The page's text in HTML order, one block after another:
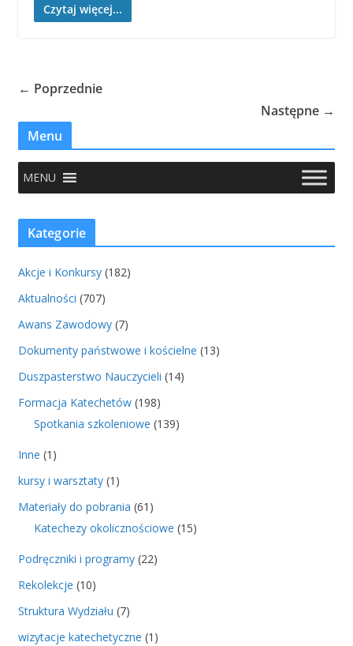
Czytaj więcej...
← Poprzednie
Następne →
Menu
MENU
Kategorie
Akcje i Konkursy(182)
Aktualności (707)
Awans Zawodowy(7)
Dokumenty państwowe i kościelne (13)
Duszpasterstwo Nauczycieli (14)
Formacja Katechetów(198)
Spotkania szkoleniowe (139)
Inne (1)
kursy i warsztaty(1)
Materiały do pobrania (61)
Katechezy okolicznościowe (15)
Podręczniki i programy(22)
Rekolekcje (10)
Struktura Wydziału (7)
wizytacje katechetyczne (1)